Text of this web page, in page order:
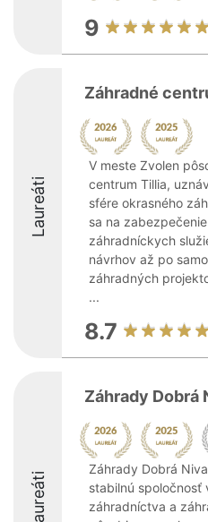
9
Laureáti
Záhradné
V meste Zvolen
centrum Tillia,
sfére okrasného
sa na
záhradníckych
návrhov až po
záhradných
...
8.7
Laureáti
Záhrady Dobrá
Záhrady Dobrá
stabilnú spoločnosť
záhradníctva a